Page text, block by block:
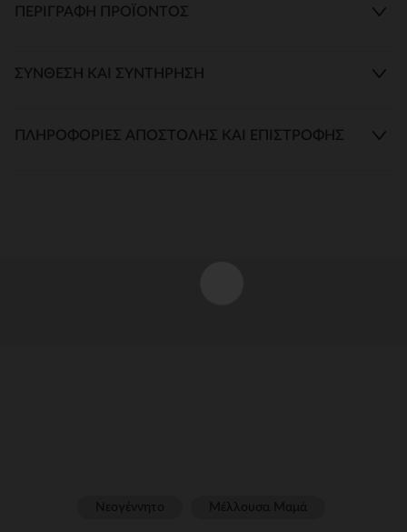
ΠΕΡΙΓΡΑΦΉ ΠΡΟΪΌΝΤΟΣ
ΣΎΝΘΕΣΗ ΚΑΙ ΣΥΝΤΉΡΗΣΗ
ΠΛΗΡΟΦΟΡΊΕΣ ΑΠΟΣΤΟΛΉΣ ΚΑΙ ΕΠΙΣΤΡΟΦΉΣ